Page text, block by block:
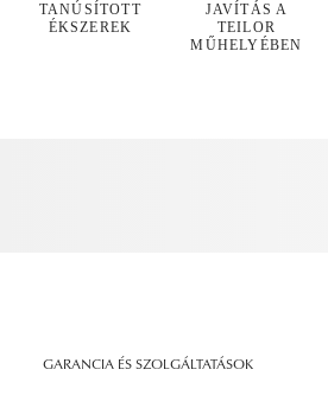
TANÚSÍTOTT
ÉKSZEREK
JAVÍTÁS A
TEILOR
MŰHELYÉBEN
GARANCIA ÉS SZOLGÁLTATÁSOK